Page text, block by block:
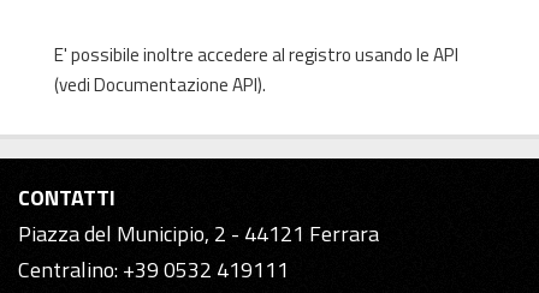
E' possibile inoltre accedere al registro usando leAPI
(vediDocumentazione API).
CONTATTI
Piazza del Municipio, 2 - 44121 Ferrara
Centralino: +39 0532 419111